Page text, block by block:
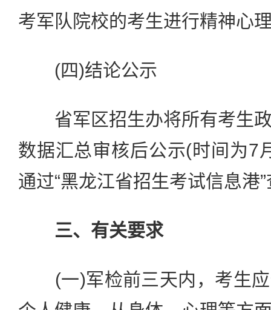
考军队院校的考生进行精神心
(四)结论公示
省军区招生办将所有考生政
数据汇总审核后公示(时间为7
通过“黑龙江省招生考试信息港
三、有关要求
(一)军检前三天内，考生应